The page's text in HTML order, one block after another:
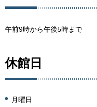
午前9時から午後5時まで
休館日
月曜日